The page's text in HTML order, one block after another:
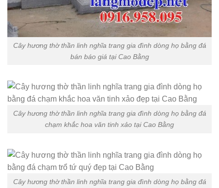
Cây hương thờ thần linh nghĩa trang gia đình dòng họ bằng đá
bán báo giá tại Cao Bằng
Cây hương thờ thần linh nghĩa trang gia đình dòng họ bằng đá
chạm khắc hoa văn tinh xảo tại Cao Bằng
Cây hương thờ thần linh nghĩa trang gia đình dòng họ bằng đá